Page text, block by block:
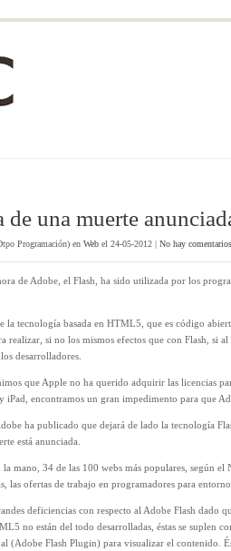
de una muerte
Programación) en Web el 24-05-2012 | No hay comentarios
de Adobe, el Flash, ha sido utilizada por los
la tecnología basada en HTML5, que es código
realizar, si no los mismos efectos que con Flash, si
desarrolladores.
que Apple no ha querido adquirir las licencias
iPad, encontramos un gran impedimento para que
ha publicado que dejará de lado la tecnología
está anunciada.
la mano, 34 de las 100 webs más populares, según el
las ofertas de trabajo en programadores para
deficiencias con respecto al Adobe Flash dado
no están del todo desarrolladas, éstas se suplen
(Adobe Flash Plugin) para visualizar el contenido.